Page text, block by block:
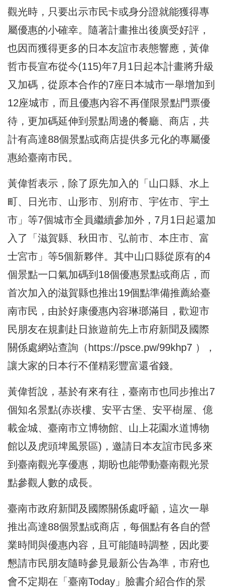
觀光時，只要出示市民卡或身分證就能獲得專
屬優惠的小確幸。隨著計畫推出後廣受好評，
也因而獲得更多的日本友誼市表態響應，黃偉
哲市長宣布從今(115)年7月1日起本計畫將升級
又加碼，從原本合作的7座日本城市一舉增加到
12座城市，而且優惠內容不再僅限景點門票優
待，更加碼延伸到景點周邊的餐廳、商店，共
計有高達88個景點或商店提供多元化的專屬優
惠給臺南市民。
黃偉哲表示，除了原先加入的「山口縣、水上
町、日光市、山形市、別府市、宇佐市、宇土
市」等7個城市全員繼續參加外，7月1日起還加
入了「滋賀縣、秋田市、弘前市、本庄市、富
士宮市」等5個新夥伴。其中山口縣從原有的4
個景點一口氣加碼到18個優惠景點或商店，而
首次加入的滋賀縣也推出19個點準備推薦給臺
南市民，由於好康優惠內容琳瑯滿目，歡迎市
民朋友在規劃赴日旅遊前先上市府新聞及國際
關係處網站查詢（ https://psce.pw/99khp7 ），
讓大家的日本行不僅精彩豐富還省錢。
黃偉哲說，基於有來有往，臺南市也同步推出7
個知名景點(赤崁樓、安平古堡、安平樹屋、億
載金城、臺南市立博物館、山上花園水道博物
館以及虎頭埤風景區)，邀請日本友誼市民多來
到臺南觀光享優惠，期盼也能帶動臺南觀光景
點參觀人數的成長。
臺南市政府新聞及國際關係處呼籲，這次一舉
推出高達88個景點或商店，每個點有各自的營
業時間與優惠內容，且可能隨時調整，因此要
懇請市民朋友隨時參見最新公告為準，市府也
會不定期在「臺南Today」臉書介紹合作的景